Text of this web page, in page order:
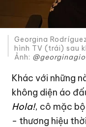
Georgina
hình TV (trái) sau
Ảnh:
Khác với những
không diện áo
Hola!, cô mặc
- thương hiệu